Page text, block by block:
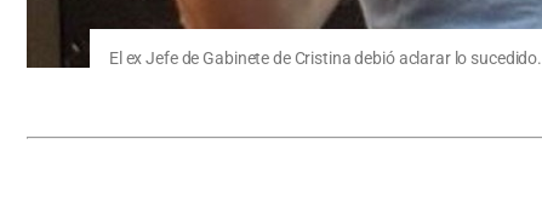
El ex Jefe de Gabinete de Cristina debió aclarar lo sucedido.